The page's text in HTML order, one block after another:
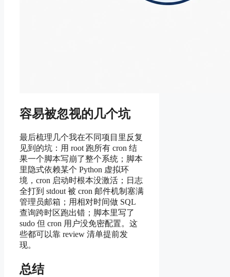
容易被忽视的几个坑
最后梳理几个我在不同项目里反复
见到的坑：用 root 跑所有 cron 结
果一个脚本写崩了整个系统；脚本
里隐式依赖某个 Python 虚拟环
境，cron 启动时根本没激活；日志
全打到 stdout 被 cron 邮件机制塞满
管理员邮箱；用相对时间做 SQL
查询跨时区跑出错；脚本里写了
sudo 但 cron 用户没免密配置。这
些都可以靠 review 清单提前发
现。
总结